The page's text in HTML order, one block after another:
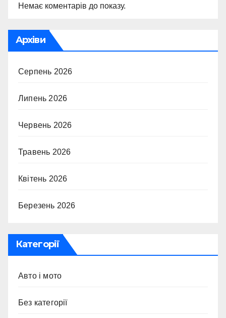
Немає коментарів до показу.
Архіви
Серпень 2026
Липень 2026
Червень 2026
Травень 2026
Квітень 2026
Березень 2026
Категорії
Авто і мото
Без категорії